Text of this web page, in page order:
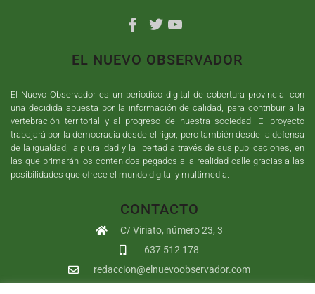
EL NUEVO OBSERVADOR
El Nuevo Observador es un periodico digital de cobertura provincial con
una decidida apuesta por la información de calidad, para contribuir a la
vertebración territorial y al progreso de nuestra sociedad. El proyecto
trabajará por la democracia desde el rigor, pero también desde la defensa
de la igualdad, la pluralidad y la libertad a través de sus publicaciones, en
las que primarán los contenidos pegados a la realidad calle gracias a las
posibilidades que ofrece el mundo digital y multimedia.
CONTACTO
C/ Viriato, número 23, 3
637 512 178
redaccion@elnuevoobservador.com